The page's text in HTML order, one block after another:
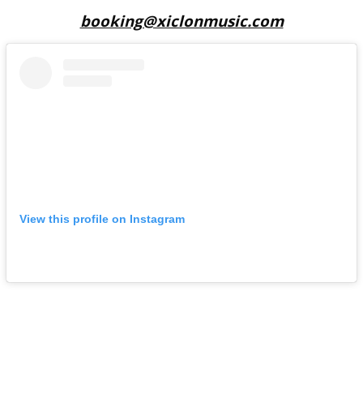
booking@xiclonmusic.com
View this profile on Instagram